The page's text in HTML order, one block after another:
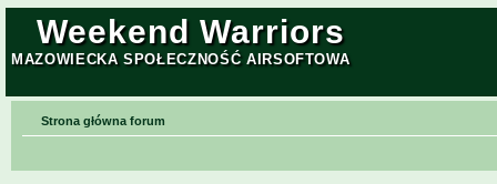
Weekend Warriors
MAZOWIECKA SPOŁECZNOŚĆ AIRSOFTOWA
Strona główna forum